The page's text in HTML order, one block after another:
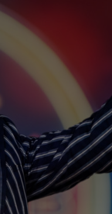
OFICIAL
primit vestea
07:11 EXCLUSIV
întâmplă?” Gică
principalele probleme
07:10
Nana Falemi i-a
Becali ce decizie să ia
"Nu are...